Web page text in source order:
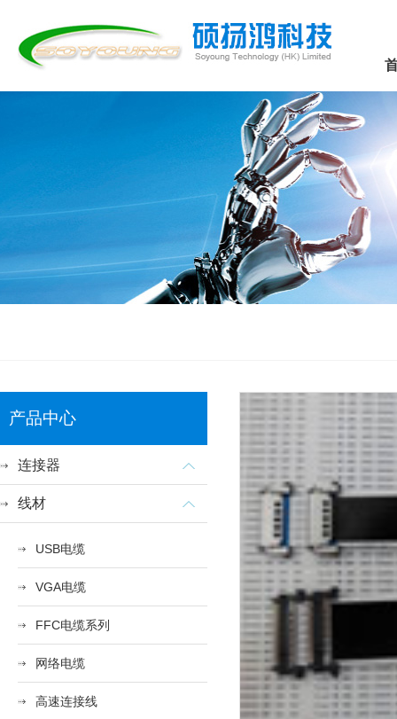
产品中心
连接器
线材
USB电缆
VGA电缆
FFC电缆系列
网络电缆
高速连接线